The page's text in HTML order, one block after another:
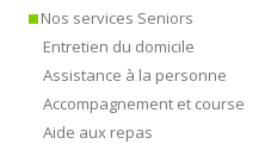
Nos services Seniors
Entretien du domicile
Assistance à la personne
Accompagnement et course
Aide aux repas